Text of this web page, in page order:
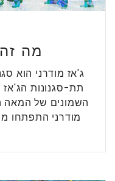
מה זה
ג'אז מודרני הוא
תת-סגנונות
השמונים של המאה
מודרני התפתחו